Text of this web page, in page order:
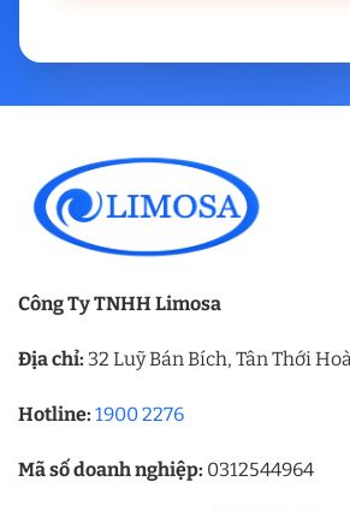
Công Ty TNHH Limosa
Địa chỉ: 32 Luỹ Bán Bích, Tân Thới
Hotline: 1900 2276
Mã số doanh nghiệp: 0312544964